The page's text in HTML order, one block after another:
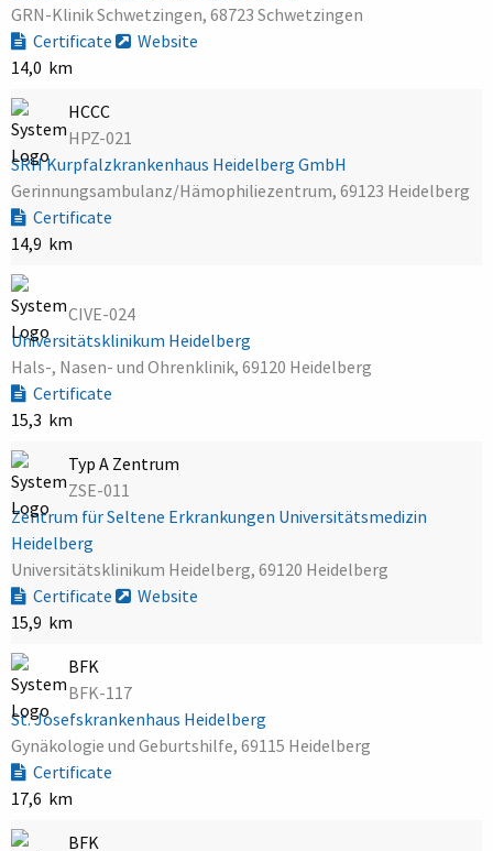
GRN-Klinik Schwetzingen, 68723 Schwetzingen
Certificate
Website
14,0 km
HCCC
HPZ-021
SRH Kurpfalzkrankenhaus Heidelberg GmbH
Gerinnungsambulanz/Hämophiliezentrum, 69123 Heidelberg
Certificate
14,9 km
CIVE-024
Universitätsklinikum Heidelberg
Hals-, Nasen- und Ohrenklinik, 69120 Heidelberg
Certificate
15,3 km
Typ A Zentrum
ZSE-011
Zentrum für Seltene Erkrankungen Universitätsmedizin
Heidelberg
Universitätsklinikum Heidelberg, 69120 Heidelberg
Certificate
Website
15,9 km
BFK
BFK-117
St. Josefskrankenhaus Heidelberg
Gynäkologie und Geburtshilfe, 69115 Heidelberg
Certificate
17,6 km
BFK